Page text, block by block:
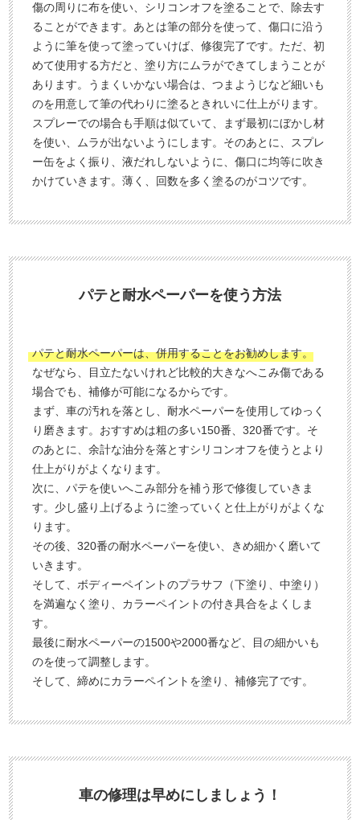
傷の周りに布を使い、シリコンオフを塗ることで、除去す
ることができます。あとは筆の部分を使って、傷口に沿う
ように筆を使って塗っていけば、修復完了です。ただ、初
めて使用する方だと、塗り方にムラができてしまうことが
あります。うまくいかない場合は、つまようじなど細いも
のを用意して筆の代わりに塗るときれいに仕上がります。
スプレーでの場合も手順は似ていて、まず最初にぼかし材
を使い、ムラが出ないようにします。そのあとに、スプレ
ー缶をよく振り、液だれしないように、傷口に均等に吹き
かけていきます。薄く、回数を多く塗るのがコツです。
パテと耐水ペーパーを使う方法
パテと耐水ペーパーは、併用することをお勧めします。
なぜなら、目立たないけれど比較的大きなへこみ傷である
場合でも、補修が可能になるからです。
まず、車の汚れを落とし、耐水ペーパーを使用してゆっく
り磨きます。おすすめは粗の多い150番、320番です。そ
のあとに、余計な油分を落とすシリコンオフを使うとより
仕上がりがよくなります。
次に、パテを使いへこみ部分を補う形で修復していきま
す。少し盛り上げるように塗っていくと仕上がりがよくな
ります。
その後、320番の耐水ペーパーを使い、きめ細かく磨いて
いきます。
そして、ボディーペイントのプラサフ（下塗り、中塗り）
を満遍なく塗り、カラーペイントの付き具合をよくしま
す。
最後に耐水ペーパーの1500や2000番など、目の細かいも
のを使って調整します。
そして、締めにカラーペイントを塗り、補修完了です。
車の修理は早めにしましょう！